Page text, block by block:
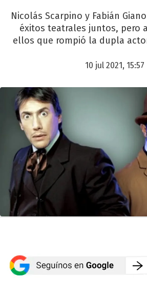
Nicolás Scarpino y Fabián
éxitos teatrales juntos, pero
ellos que rompió la dupla
10 jul 2021, 15:57